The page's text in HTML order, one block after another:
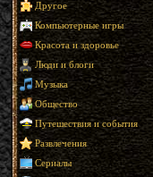
Другое
Компьютерные игры
Красота и здоровье
Люди и блоги
Музыка
Общество
Путешествия и события
Развлечения
Сериалы